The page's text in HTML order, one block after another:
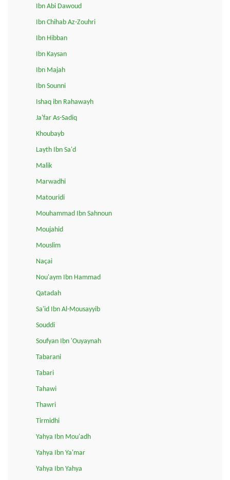
Ibn Abi Dawoud
Ibn Chihab Az-Zouhri
Ibn Hibban
Ibn Kaysan
Ibn Majah
Ibn Sounni
Ishaq ibn Rahawayh
Ja'far As-Sadiq
Khoubayb
Layth Ibn Sa'd
Malik
Marwadhi
Matouridi
Mouhammad Ibn Sahnoun
Moujahid
Mouslim
Naçai
Nou'aym Ibn Hammad
Qatadah
Sa'id Ibn Al-Mousayyib
Souddi
Soufyan Ibn 'Ouyaynah
Tabarani
Tabari
Tahawi
Thawri
Tirmidhi
Yahya Ibn Mou'adh
Yahya Ibn Ya'mar
Yahya Ibn Yahya